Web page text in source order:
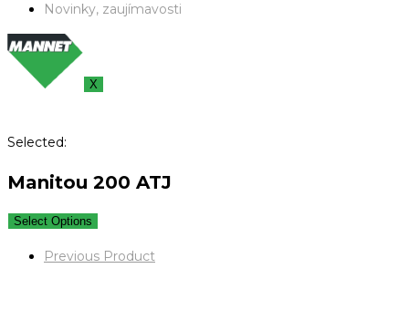
Novinky, zaujímavosti
X
Selected:
Manitou 200 ATJ
Select Options
Previous Product